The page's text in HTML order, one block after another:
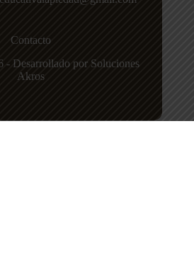
Contacto
Desarrollado por Soluciones
Akros